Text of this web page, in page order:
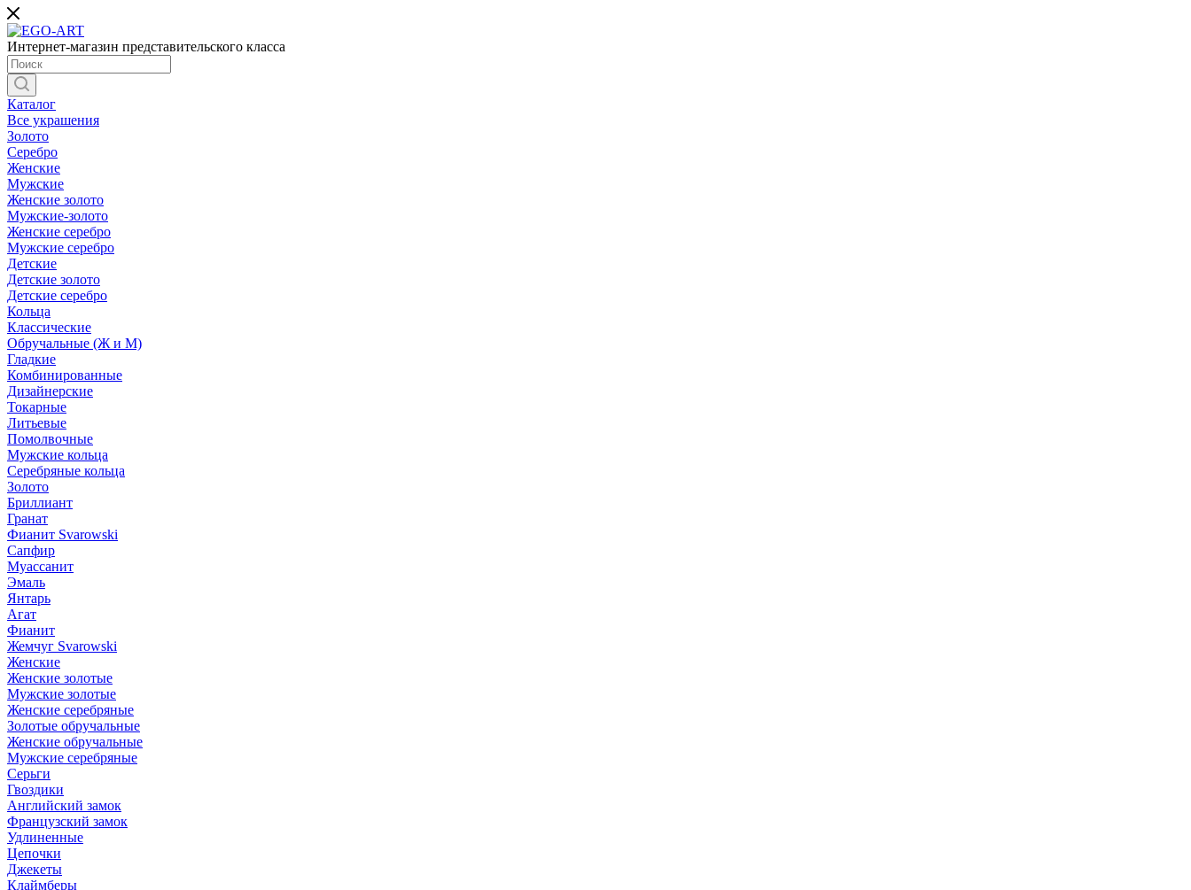
Интернет-магазин представительского класса
Каталог
Все украшения
Золото
Серебро
Женские
Мужские
Женские золото
Мужские-золото
Женские серебро
Мужские серебро
Детские
Детские золото
Детские серебро
Кольца
Классические
Обручальные (Ж и М)
Гладкие
Комбинированные
Дизайнерские
Токарные
Литьевые
Помолвочные
Мужские кольца
Серебряные кольца
Золото
Бриллиант
Гранат
Фианит Svarowski
Сапфир
Муассанит
Эмаль
Янтарь
Агат
Фианит
Жемчуг Svarowski
Женские
Женские золотые
Мужские золотые
Женские серебряные
Золотые обручальные
Женские обручальные
Мужские серебряные
Серьги
Гвоздики
Английский замок
Французский замок
Удлиненные
Цепочки
Джекеты
Клаймберы